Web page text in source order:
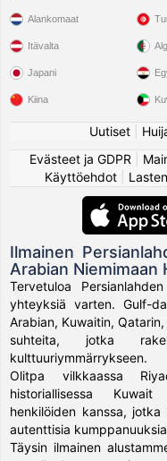
Alankomaat
Itävalta
Japani
Kiina
Uutiset
Evästeet ja GDPR
Käyttöehdot
Ilmainen
Arabian Niemimaan
Tervetuloa
yhteyksiä varten. Gulf-
Arabian, Kuwaitin,
suhteita, jotka
kulttuuriymmärrykseen.
Olitpa vilkkaassa
historiallisessa
henkilöiden kanssa,
autenttisia
Täysin ilmainen